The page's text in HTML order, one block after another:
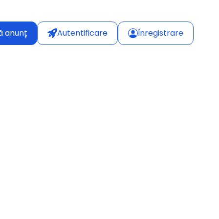
anunț Autentificare Înregistrare